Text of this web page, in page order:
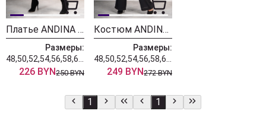
Платье ANDINA 812 черный
Размеры:
226 BYN250 BYN
Костюм ANDINA 928 черный
Размеры:
249 BYN272 BYN
1 1